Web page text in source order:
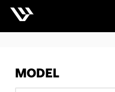
MODEL